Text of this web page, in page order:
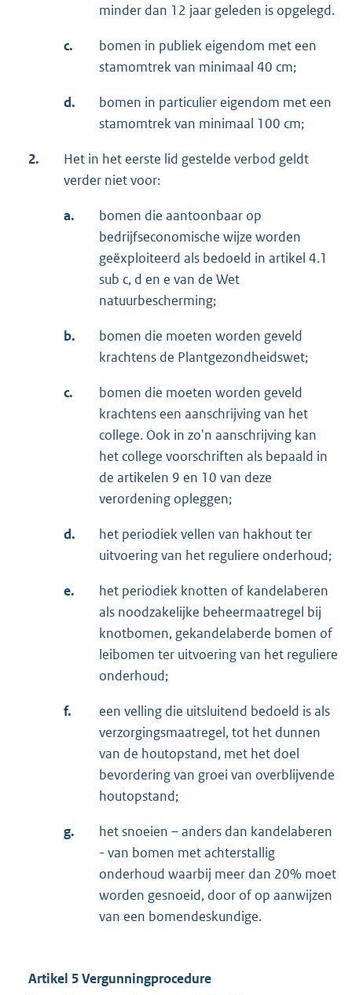
minder dan 12 jaar geleden is opgelegd.
c.
bomen in publiek eigendom met een
stamomtrek van minimaal 40 cm;
d.
bomen in particulier eigendom met een
stamomtrek van minimaal 100 cm;
2.
Het in het eerste lid gestelde verbod geldt
verder niet voor:
a.
bomen die aantoonbaar op
bedrijfseconomische wijze worden
geëxploiteerd als bedoeld in artikel 4.1
sub c, d en e van de Wet
natuurbescherming;
b.
bomen die moeten worden geveld
krachtens de Plantgezondheidswet;
c.
bomen die moeten worden geveld
krachtens een aanschrijving van het
college. Ook in zo'n aanschrijving kan
het college voorschriften als bepaald in
de artikelen 9 en 10 van deze
verordening opleggen;
d.
het periodiek vellen van hakhout ter
uitvoering van het reguliere onderhoud;
e.
het periodiek knotten of kandelaberen
als noodzakelijke beheermaatregel bij
knotbomen, gekandelaberde bomen of
leibomen ter uitvoering van het reguliere
onderhoud;
f.
een velling die uitsluitend bedoeld is als
verzorgingsmaatregel, tot het dunnen
van de houtopstand, met het doel
bevordering van groei van overblijvende
houtopstand;
g.
het snoeien – anders dan kandelaberen
- van bomen met achterstallig
onderhoud waarbij meer dan 20% moet
worden gesnoeid, door of op aanwijzen
van een bomendeskundige.
Artikel 5 Vergunningprocedure